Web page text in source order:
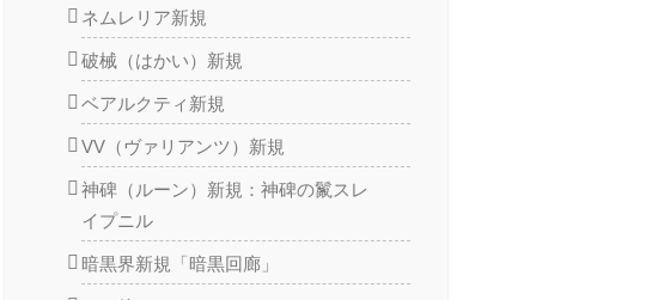
ネムレリア新規
破械（はかい）新規
ベアルクティ新規
VV（ヴァリアンツ）新規
神碑（ルーン）新規：神碑の鬣スレ
イプニル
暗黒界新規「暗黒回廊」